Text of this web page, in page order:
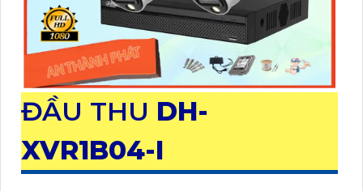
ĐẦU THU DH-
XVR1B04-I